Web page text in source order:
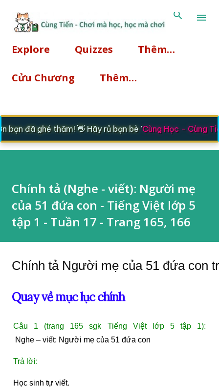
Chuyển đến nội
Explore Quizzes Thêm…
Cửu Chương Thêm…
bạn đã ghé thăm! 👋 Hãy rủ bạn bè 'Cùng Học - Cùng
Chính tả (Nghe - viết): Người mẹ
của 51 đứa con - Tiếng Việt lớp 5
tập 1 - Tuần 17 - Trang 165, 166
Chính tả Người mẹ của 51 đứa con
Quay về mục lục chính
Câu 1 (trang 165 sgk Tiếng Việt lớp 5 tập 1):
Nghe – viết: Người mẹ của 51 đứa con
Trả lời:
Học sinh tự viết.